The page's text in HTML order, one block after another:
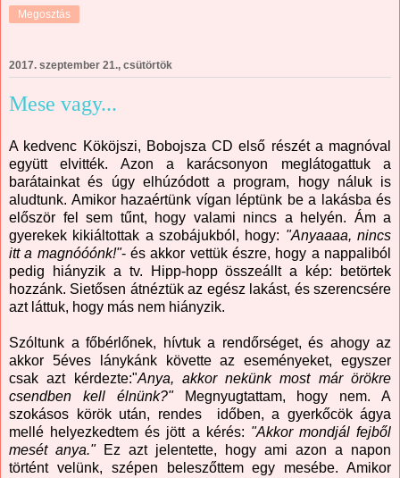
Megosztás
2017. szeptember 21., csütörtök
Mese vagy...
A kedvenc Kököjszi, Bobojsza CD első részét a magnóval
együtt elvitték. Azon a karácsonyon meglátogattuk a
barátainkat és úgy elhúzódott a program, hogy náluk is
aludtunk. Amikor hazaértünk vígan léptünk be a lakásba és
először fel sem tűnt, hogy valami nincs a helyén. Ám a
gyerekek kikiáltottak a szobájukból, hogy: "Anyaaaa, nincs
itt a magnóóónk!"- és akkor vettük észre, hogy a nappaliból
pedig hiányzik a tv. Hipp-hopp összeállt a kép: betörtek
hozzánk. Sietősen átnéztük az egész lakást, és szerencsére
azt láttuk, hogy más nem hiányzik.
Szóltunk a főbérlőnek, hívtuk a rendőrséget, és ahogy az
akkor 5éves lánykánk követte az eseményeket, egyszer
csak azt kérdezte:"Anya, akkor nekünk most már örökre
csendben kell élnünk?"
Megnyugtattam, hogy nem. A
szokásos körök után, rendes időben, a gyerkőcök ágya
mellé helyezkedtem és jött a kérés: "Akkor mondjál fejből
mesét anya."Ez azt jelentette, hogy ami azon a napon
történt velünk, szépen beleszőttem egy mesébe. Amikor